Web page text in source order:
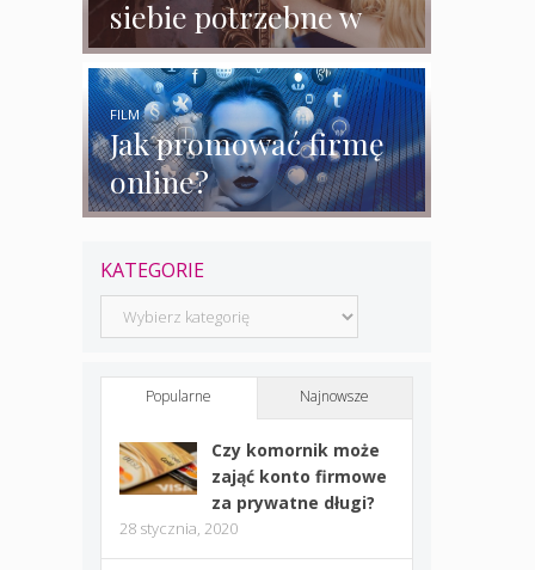
siebie potrzebne w
biznesie?
Jak promować firmę
online?
FILM
KATEGORIE
Kategorie
Popularne Najnowsze
Czy komornik może
zająć konto firmowe
za prywatne długi?
28 stycznia, 2020